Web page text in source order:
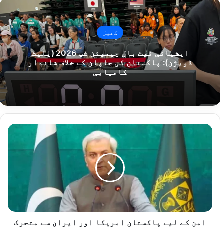
کھیل
ایشیائی نیٹ بال چیمپئن شپ 2026 (پلیٹ
ڈویژن): پاکستان کی جاپان کے خلاف شاندار
کامیابی
امن
لیے
پاکستان
امریکا
متحرک
رابطے
امن کے لیے پاکستان امریکا اور ایران سے متحرک